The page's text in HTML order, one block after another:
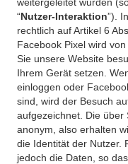
“Nutzer-Interaktion”).
rechtlich auf Artikel 6
Facebook Pixel wird
Sie unsere Website
Ihrem Gerät setzen.
einloggen oder
sind, wird der Besuch
aufgezeichnet. Die über
anonym, also erhalten
die Identität der Nutzer.
jedoch die Daten, so